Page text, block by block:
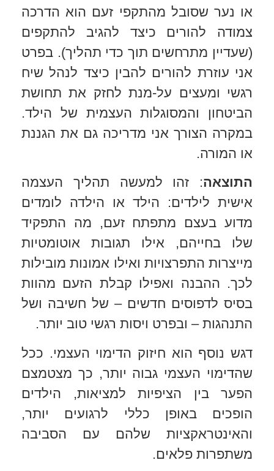
או נער שסובל מהתקפי זעם הוא הדרכה
צמודה להורים כיצד להגיב להתקפים
(שעדיין מתרחשים תוך כדי תהליך). בפרט
אני עוזרת להורים להבין כיצד לנהל שיח
רגשי ומעצים על-מנת לחזק את תחושת
הביטחון והמסוגלות העצמית של הילד.
במקרה הצורך אני מדריכה גם את הגננת
או המורה.
התוצאה: זהו למעשה תהליך העצמה
אישית לילדים: הילד או הילדה לומדים
מדוע בעצם מתפתח זעם, מה התפקיד
שלו בחייהם, אילו תגובות אוטומטיות
מייצרות התפרצויות ואילו אמונות מובילות
לכך. ההבנה ואפילו קבלת הזעם מהוות
בסיס לדפוסים חדשים – של חשיבה ושל
התנהגות – ובפרט ויסות רגשי טוב יותר.
דגש נוסף הוא חיזוק הדימוי העצמי. ככל
שהדימוי העצמי גבוה יותר, כך מצטמצם
הפער בין הציפיות למציאות, הילדים
הופכים באופן כללי לרגועים יותר,
והאינטראקציות שלהם עם הסביבה
משתפרות פלאים.